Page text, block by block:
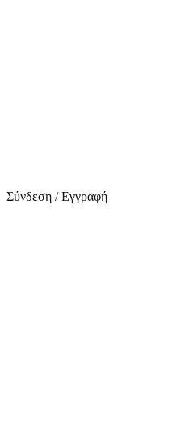
Σύνδεση / Εγγραφή